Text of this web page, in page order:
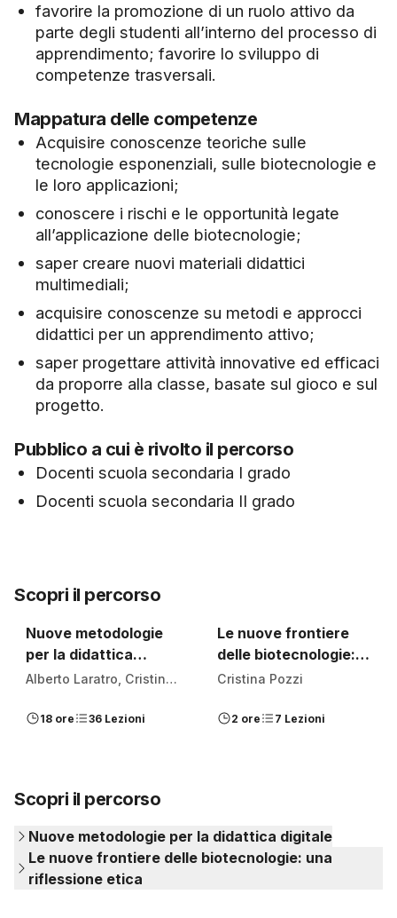
favorire la promozione di un ruolo attivo da
parte degli studenti all’interno del processo di
apprendimento; favorire lo sviluppo di
competenze trasversali.
Mappatura delle competenze
Acquisire conoscenze teoriche sulle
tecnologie esponenziali, sulle biotecnologie e
le loro applicazioni;
conoscere i rischi e le opportunità legate
all’applicazione delle biotecnologie;
saper creare nuovi materiali didattici
multimediali;
acquisire conoscenze su metodi e approcci
didattici per un apprendimento attivo;
saper progettare attività innovative ed efficaci
da proporre alla classe, basate sul gioco e sul
progetto.
Pubblico a cui è rivolto il percorso
Docenti scuola secondaria I grado
Docenti scuola secondaria II grado
Scopri il percorso
Nuove metodologie
per la didattica
digitale
Alberto Laratro, Cristina
Pozzi e Thomas Ducato
18 ore 36 Lezioni
Le nuove frontiere
delle biotecnologie:
una riflessione etica
Cristina Pozzi
2 ore 7 Lezioni
Scopri il percorso
Nuove metodologie per la didattica digitale
Le nuove frontiere delle biotecnologie: una
riflessione etica